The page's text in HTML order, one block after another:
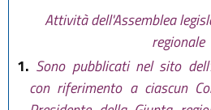
Attività dell'Assemblea
regionale
1. Sono pubblicati nel sito
con riferimento a ciascun